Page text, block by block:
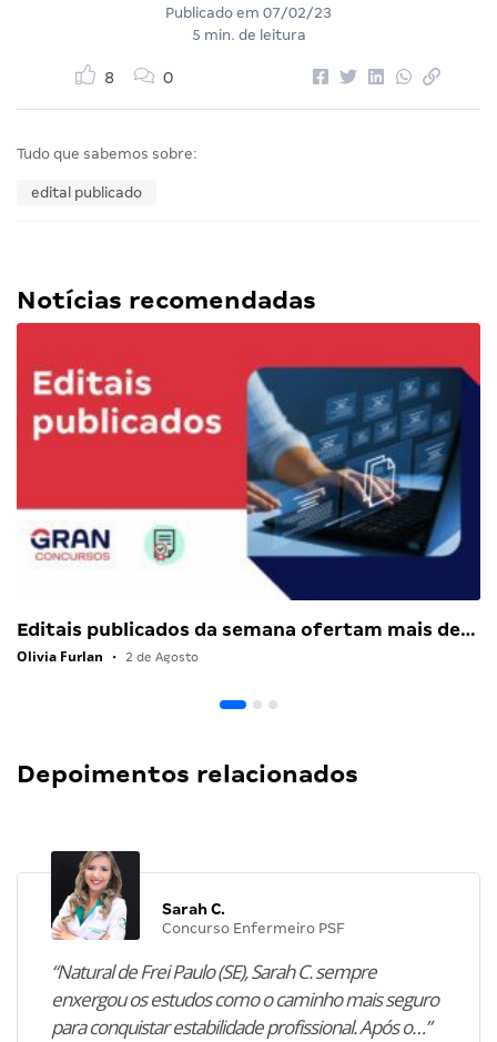
Publicado em 07/02/23
5 min. de leitura
8 0
Tudo que sabemos sobre:
edital publicado
Notícias recomendadas
Editais publicados da semana ofertam mais de…
Olivia Furlan • 2 de Agosto
Depoimentos relacionados
Sarah C.
Concurso Enfermeiro PSF
“Natural de Frei Paulo (SE), Sarah C. sempre
enxergou os estudos como o caminho mais seguro
para conquistar estabilidade profissional. Após o…”